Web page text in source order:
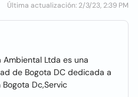
Última actualización: 2/3/23, 2:39 PM
Ltda es una
de Bogota DC dedicada a
Dc,Servic